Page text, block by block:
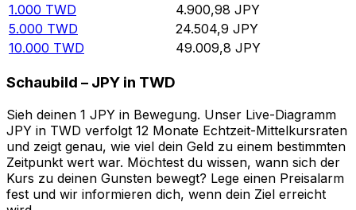
1.000 TWD 4.900,98 JPY
5.000 TWD 24.504,9 JPY
10.000 TWD 49.009,8 JPY
Schaubild – JPY in TWD
Sieh deinen 1 JPY in Bewegung. Unser Live-Diagramm
JPY in TWD verfolgt 12 Monate Echtzeit-Mittelkursraten
und zeigt genau, wie viel dein Geld zu einem bestimmten
Zeitpunkt wert war. Möchtest du wissen, wann sich der
Kurs zu deinen Gunsten bewegt? Lege einen Preisalarm
fest und wir informieren dich, wenn dein Ziel erreicht